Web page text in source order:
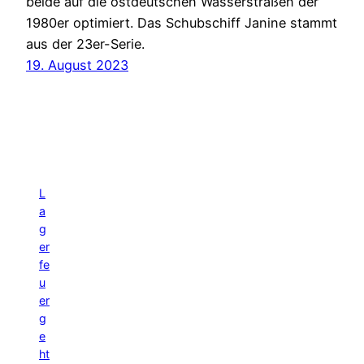
1980er optimiert. Das Schubschiff Janine stammt
aus der 23er-Serie.
19. August 2023
L
a
g
er
fe
u
er
g
e
ht